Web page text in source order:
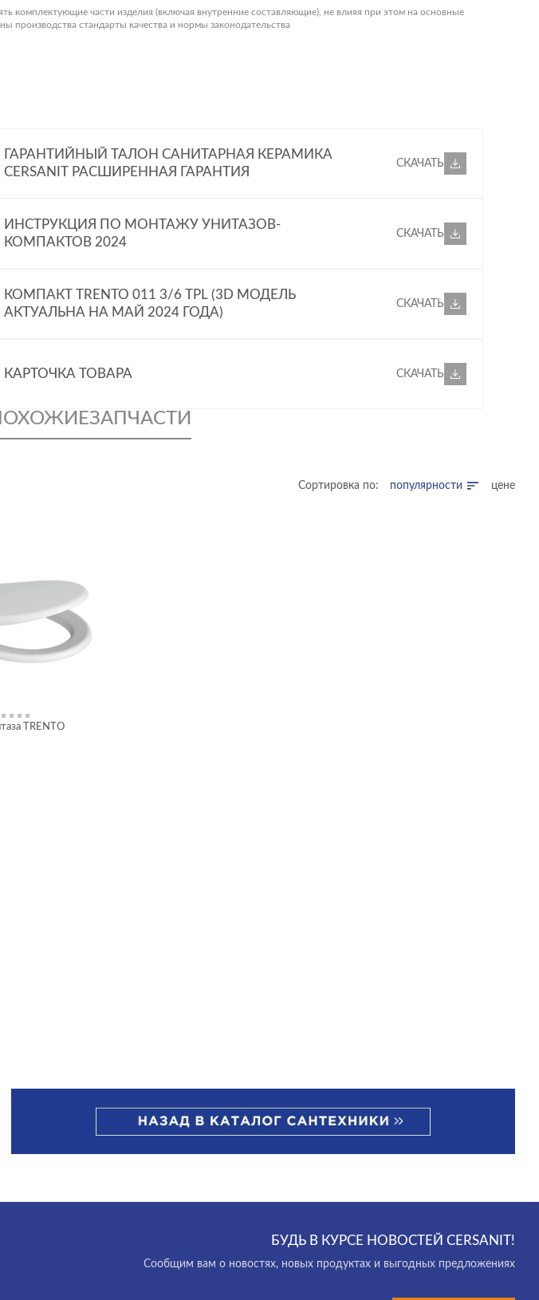
комплектующие части изделия (включая внутренние составляющие), не влияя при этом на основные
производства стандарты качества и нормы законодательства
ГАРАНТИЙНЫЙ ТАЛОН САНИТАРНАЯ КЕРАМИКА
CERSANIT РАСШИРЕННАЯ ГАРАНТИЯ
СКАЧАТЬ
ИНСТРУКЦИЯ ПО МОНТАЖУ УНИТАЗОВ-
КОМПАКТОВ 2024
СКАЧАТЬ
КОМПАКТ TRENTO 011 3/6 TPL (3D МОДЕЛЬ
АКТУАЛЬНА НА МАЙ 2024 ГОДА)
СКАЧАТЬ
КАРТОЧКА ТОВАРА СКАЧАТЬ
ЗАПЧАСТИ
Сортировка по: популярности цене
TRENTO
БУДЬ В КУРСЕ НОВОСТЕЙ CERSANIT!
Cообщим вам о новостях, новых продуктах и выгодных предложениях